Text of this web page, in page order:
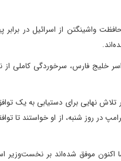
واشینگتن از اسرائیل در برابر
خلیج فارس، سرخوردگی کاملی از
نهایی برای دستیابی به یک
روز شنبه، از او خواستند تا
موفق شده‌اند بر نخست‌وزیر